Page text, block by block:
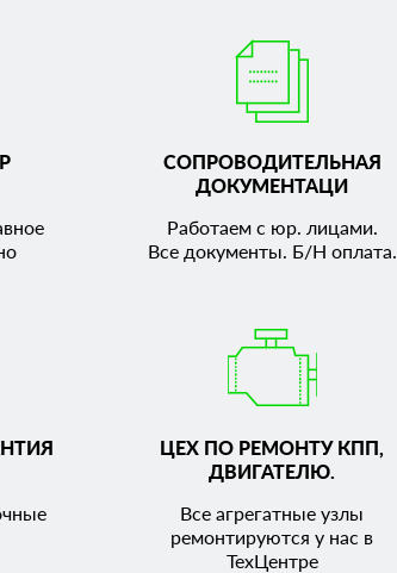
СОПРОВОДИТЕЛЬНАЯ
ДОКУМЕНТАЦИ
Работаем с юр. лицами.
Все документы. Б/Н оплата.
ЦЕХ ПО РЕМОНТУ КПП,
ДВИГАТЕЛЮ.
Все агрегатные узлы
ремонтируются у нас в
ТехЦентре